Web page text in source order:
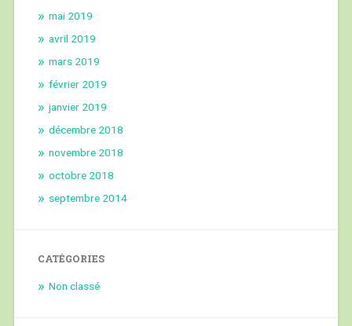
mai 2019
avril 2019
mars 2019
février 2019
janvier 2019
décembre 2018
novembre 2018
octobre 2018
septembre 2014
CATÉGORIES
Non classé